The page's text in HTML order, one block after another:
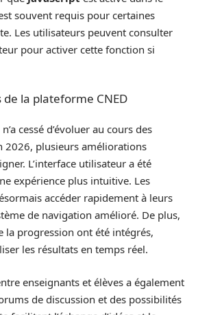
souvent requis pour certaines
Les utilisateurs peuvent consulter
pour activer cette fonction si
la plateforme CNED
cessé d’évoluer au cours des
2026, plusieurs améliorations
L’interface utilisateur a été
expérience plus intuitive. Les
accéder rapidement à leurs
de navigation amélioré. De plus,
la progression ont été intégrés,
les résultats en temps réel.
enseignants et élèves a également
de discussion et des possibilités